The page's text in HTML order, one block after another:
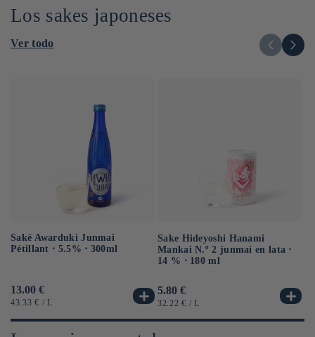
Los sakes japoneses
Ver todo
Saké Awarduki Junmai
Pétillant ⋅ 5.5% ⋅ 300ml
Precio
habitual
13.00 €
PRECIO
43.33 € / POR
L
Sake Hideyoshi Hanami
Mankai N.º 2 junmai en lata ⋅
14 % ⋅ 180 ml
Precio
habitual
5.80 €
PRECIO
32.22 € / POR
L